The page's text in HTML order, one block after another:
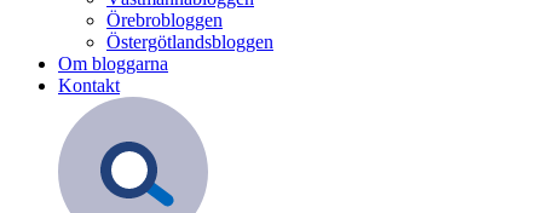
Örebrobloggen
Östergötlandsbloggen
Om bloggarna
Kontakt